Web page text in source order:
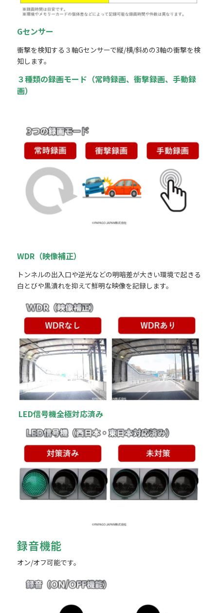
Gセンサー
衝撃を検知する３軸Gセンサーで縦/横/斜めの3軸の衝撃を検
知します。
３種類の録画モード（常時録画、衝撃録画、手動録
画）
WDR（映像補正）
トンネルの出入口や逆光などの明暗差が大きい環境で起きる
白とびや黒潰れを抑えて鮮明な映像を記録します。
LED信号機全極対応済み
録音機能
オン/オフ可能です。